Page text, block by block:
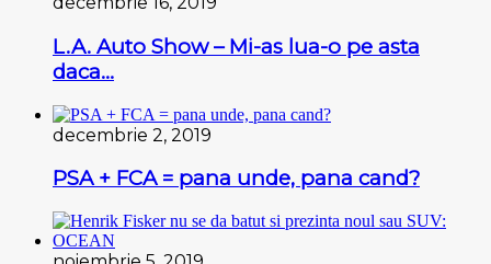
L.A. Auto Show – Mi-as lua-o pe asta
daca…
decembrie 2, 2019
PSA + FCA = pana unde, pana cand?